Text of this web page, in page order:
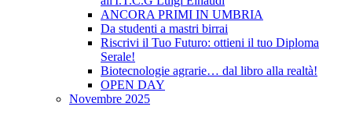
ANCORA PRIMI IN UMBRIA
Da studenti a mastri birrai
Riscrivi il Tuo Futuro: ottieni il tuo Diploma
Serale!
Biotecnologie agrarie… dal libro alla realtà!
OPEN DAY
Novembre 2025